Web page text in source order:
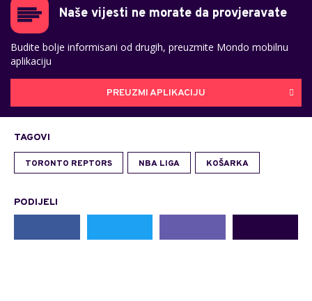
Naše vijesti ne morate da provjeravate
Budite bolje informisani od drugih, preuzmite Mondo mobilnu
aplikaciju
PREUZMI APLIKACIJU
TAGOVI
TORONTO REPTORS NBA LIGA KOŠARKA
PODIJELI